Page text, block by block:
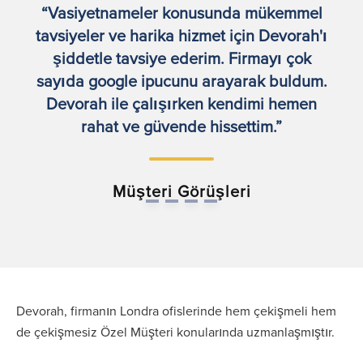
“Vasiyetnameler konusunda mükemmel
tavsiyeler ve harika hizmet için Devorah'ı
şiddetle tavsiye ederim. Firmayı çok
sayıda google ipucunu arayarak buldum.
Devorah ile çalışırken kendimi hemen
rahat ve güvende hissettim.”
Müşteri Görüşleri
Devorah, firmanın Londra ofislerinde hem çekişmeli hem
de çekişmesiz Özel Müşteri konularında uzmanlaşmıştır.